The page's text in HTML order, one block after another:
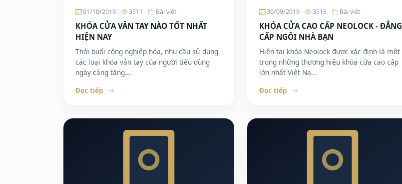
01/10/2019 3511 Bài viết
KHÓA CỬA VÂN TAY NÀO TỐT NHẤT
HIỆN NAY
Thời buổi công nghiệp hóa, nhu cầu sử dụng
các loại khóa vân tay của người tiêu dùng
ngày càng tăng...
Đọc tiếp
30/09/2019 3513 Bài viết
KHÓA CỬA CAO CẤP NEOLOCK - ĐẲNG
CẤP NGÔI NHÀ BẠN
Hiện tại khóa Neolock được xác định là một
trong những thương hiệu khóa cửa cao cấp
lớn nhất Việt Na...
Đọc tiếp